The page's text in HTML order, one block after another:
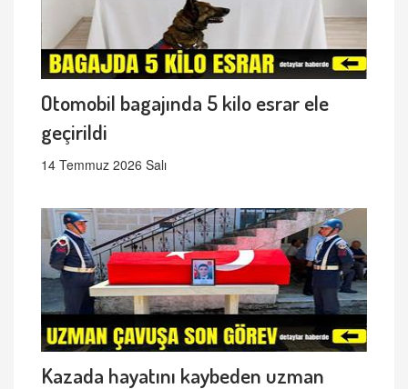
Otomobil bagajında 5 kilo esrar ele
geçirildi
14 Temmuz 2026 Salı
Kazada hayatını kaybeden uzman